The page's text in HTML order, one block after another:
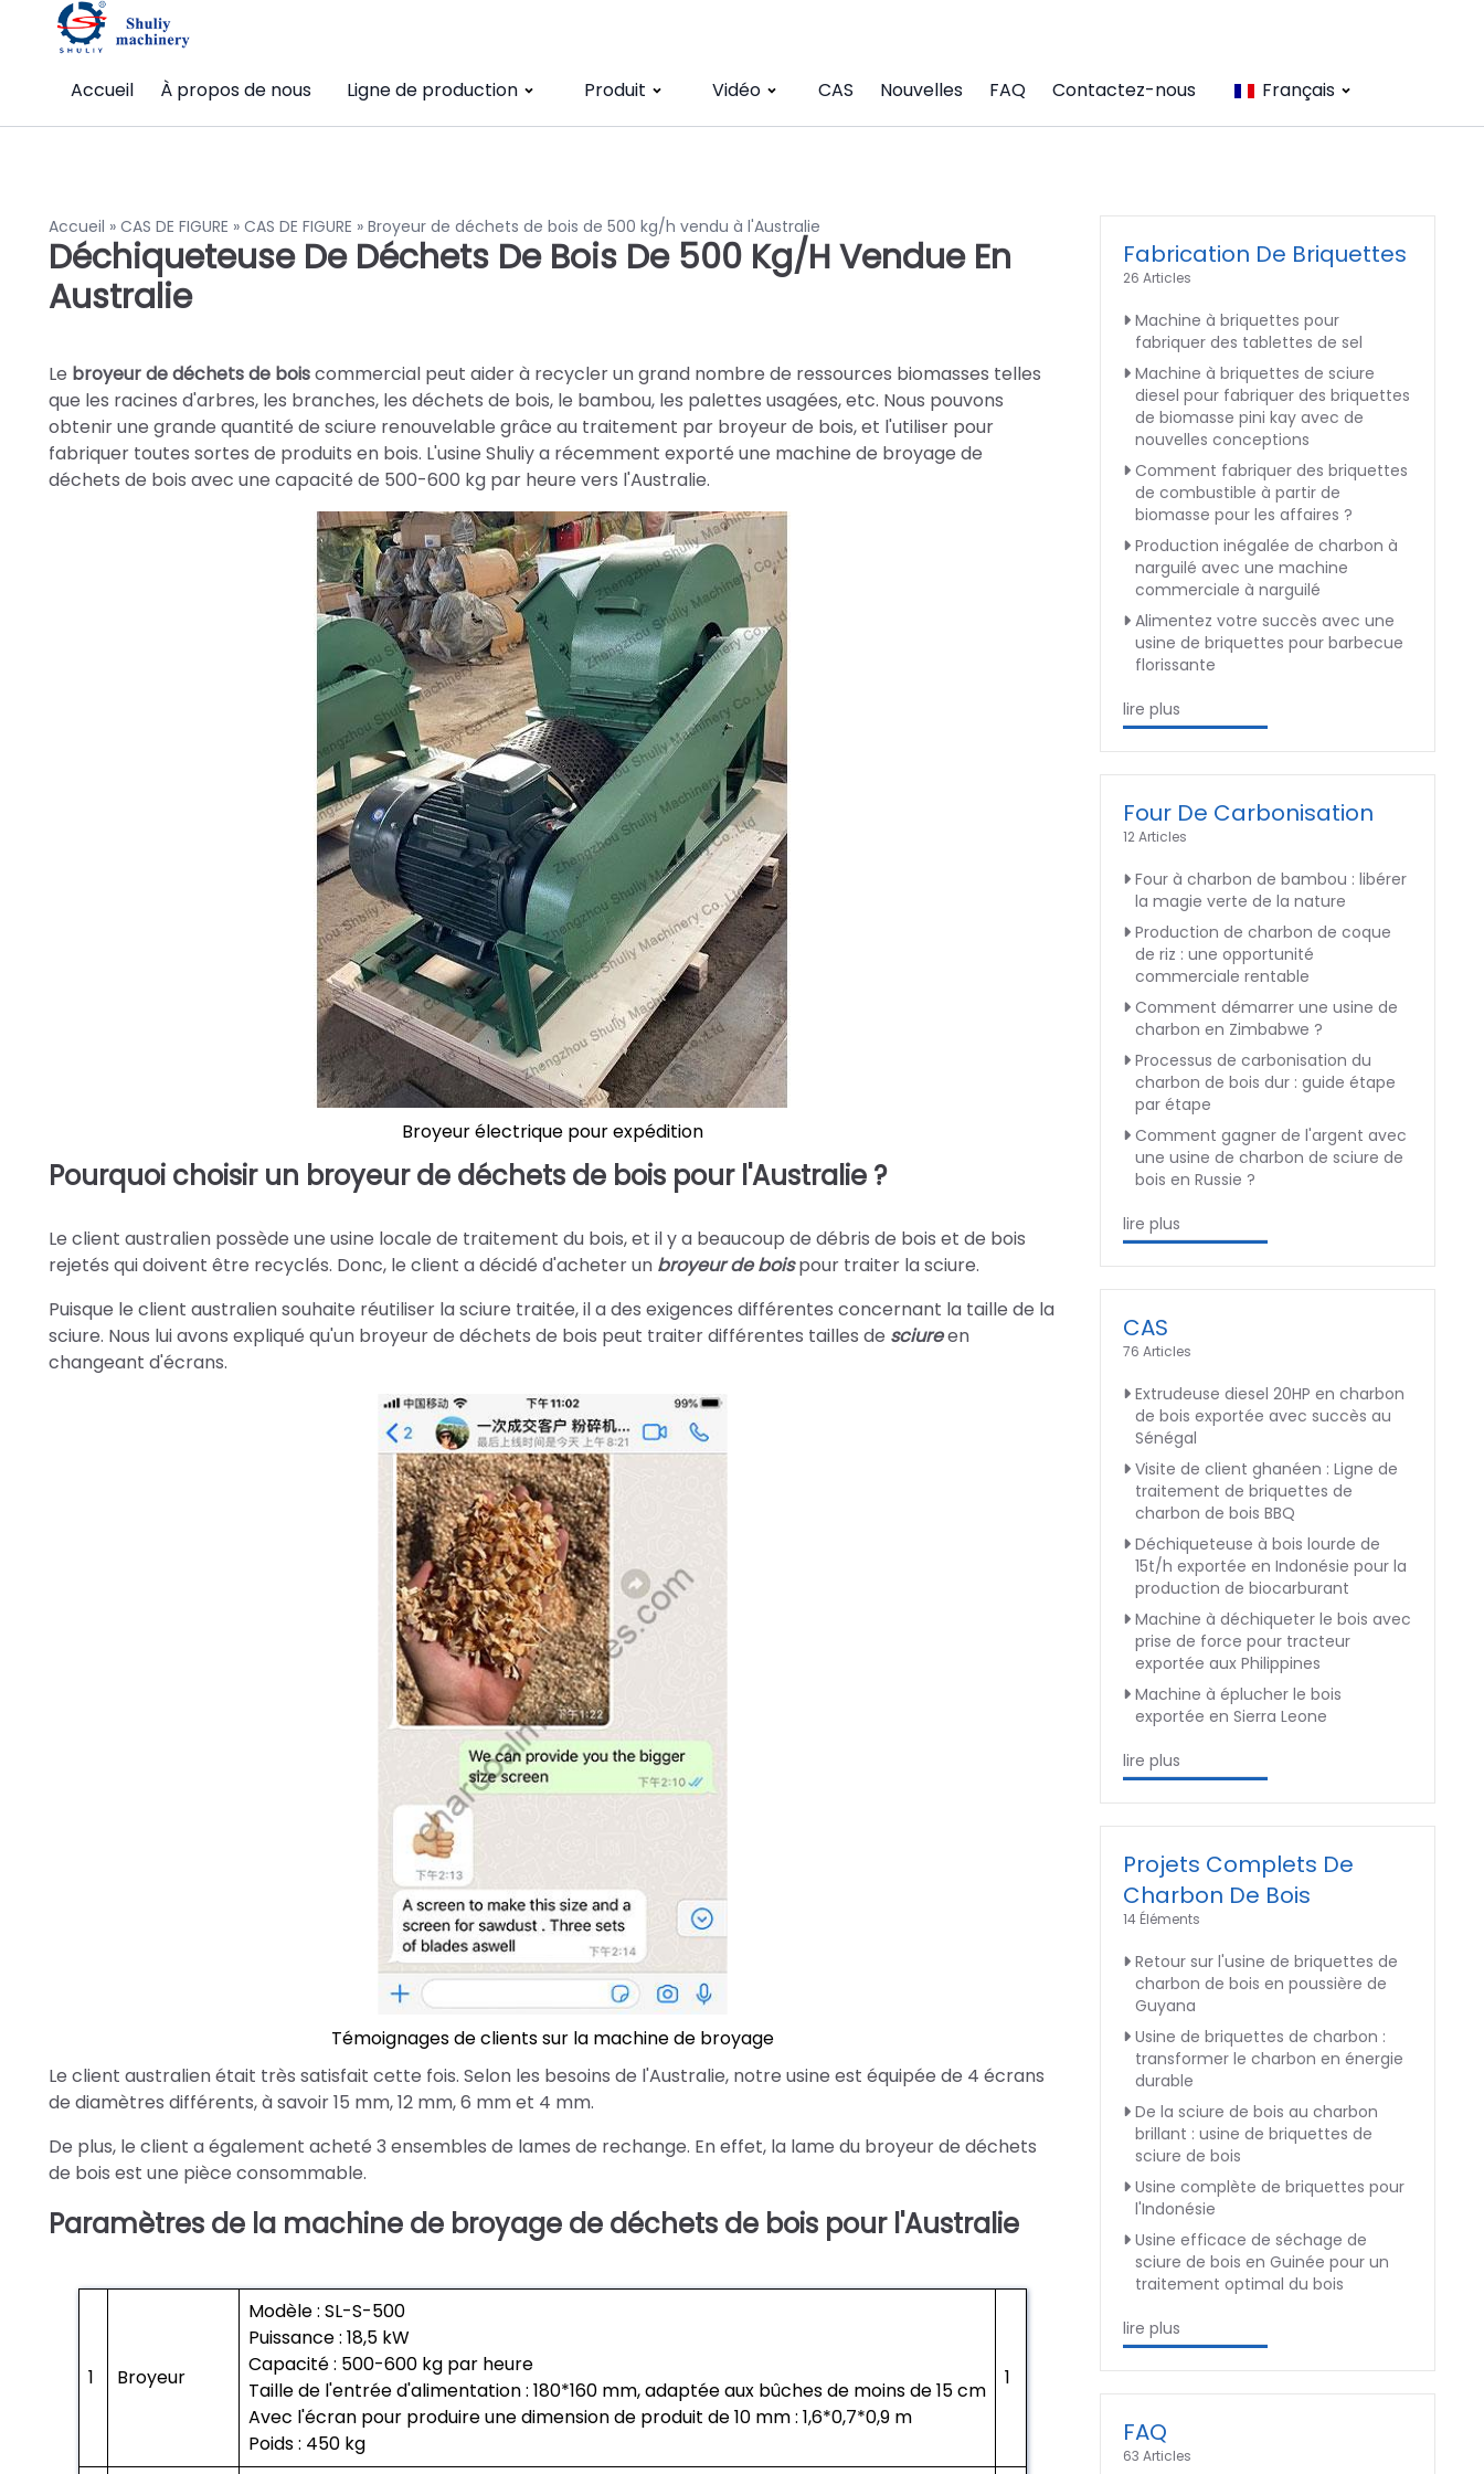
Accueil À propos de nous Ligne de production Produit Vidéo CAS Nouvelles FAQ Contactez-nous Français
Accueil » CAS DE FIGURE » CAS DE FIGURE » Broyeur de déchets de bois de 500 kg/h vendu à l'Australie
Déchiqueteuse De Déchets De Bois De 500 Kg/h Vendue En
Australie
Le broyeur de déchets de boiscommercial peut aider à recycler un grand nombre de ressources biomasses telles
que les racines d'arbres, les branches, les déchets de bois, le bambou, les palettes usagées, etc. Nous pouvons
obtenir une grande quantité de sciure renouvelable grâce au traitement par broyeur de bois, et l'utiliser pour
fabriquer toutes sortes de produits en bois. L'usine Shuliy a récemment exporté une machine de broyage de
déchets de bois avec une capacité de 500-600 kg par heure vers l'Australie.
Broyeur électrique pour expédition
Pourquoi choisir un broyeur de déchets de bois pour l'Australie ?
Le client australien possède une usine locale de traitement du bois, et il y a beaucoup de débris de bois et de bois
rejetés qui doivent être recyclés. Donc, le client a décidé d'acheter un broyeur de boispour traiter la sciure.
Puisque le client australien souhaite réutiliser la sciure traitée, il a des exigences différentes concernant la taille de la
sciure. Nous lui avons expliqué qu'un broyeur de déchets de bois peut traiter différentes tailles de sciureen
changeant d'écrans.
Témoignages de clients sur la machine de broyage
Le client australien était très satisfait cette fois. Selon les besoins de l'Australie, notre usine est équipée de 4 écrans
de diamètres différents, à savoir 15 mm, 12 mm, 6 mm et 4 mm.
De plus, le client a également acheté 3 ensembles de lames de rechange. En effet, la lame du broyeur de déchets
de bois est une pièce consommable.
Paramètres de la machine de broyage de déchets de bois pour l'Australie
1 Broyeur
Modèle : SL-S-500
Puissance : 18,5 kW
Capacité : 500-600 kg par heure
Taille de l'entrée d'alimentation : 180*160 mm, adaptée aux bûches de moins de 15 cm
Avec l'écran pour produire une dimension de produit de 10 mm : 1,6*0,7*0,9 m
Poids : 450 kg
1
Fabrication De Briquettes
26 Articles
Machine à briquettes pour
fabriquer des tablettes de sel
Machine à briquettes de sciure
diesel pour fabriquer des briquettes
de biomasse pini kay avec de
nouvelles conceptions
Comment fabriquer des briquettes
de combustible à partir de
biomasse pour les affaires ?
Production inégalée de charbon à
narguilé avec une machine
commerciale à narguilé
Alimentez votre succès avec une
usine de briquettes pour barbecue
florissante
lire plus
Four De Carbonisation
12 Articles
Four à charbon de bambou : libérer
la magie verte de la nature
Production de charbon de coque
de riz : une opportunité
commerciale rentable
Comment démarrer une usine de
charbon en Zimbabwe ?
Processus de carbonisation du
charbon de bois dur : guide étape
par étape
Comment gagner de l'argent avec
une usine de charbon de sciure de
bois en Russie ?
lire plus
CAS
76 Articles
Extrudeuse diesel 20HP en charbon
de bois exportée avec succès au
Sénégal
Visite de client ghanéen : Ligne de
traitement de briquettes de
charbon de bois BBQ
Déchiqueteuse à bois lourde de
15t/h exportée en Indonésie pour la
production de biocarburant
Machine à déchiqueter le bois avec
prise de force pour tracteur
exportée aux Philippines
Machine à éplucher le bois
exportée en Sierra Leone
lire plus
Projets Complets De
Charbon De Bois
14 Éléments
Retour sur l'usine de briquettes de
charbon de bois en poussière de
Guyana
Usine de briquettes de charbon :
transformer le charbon en énergie
durable
De la sciure de bois au charbon
brillant : usine de briquettes de
sciure de bois
Usine complète de briquettes pour
l'Indonésie
Usine efficace de séchage de
sciure de bois en Guinée pour un
traitement optimal du bois
lire plus
FAQ
63 Articles